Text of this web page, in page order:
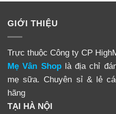
GIỚI THIỆU
Trực thuộc Công ty CP
Mẹ Vân Shoplà địa chỉ
mẹ sữa. Chuyên sỉ & lẻ
hãng
TẠI HÀ NỘI